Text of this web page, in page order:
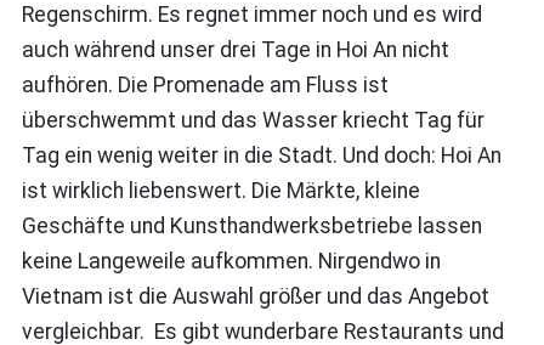
Regenschirm. Es regnet immer noch und es wird
auch während unser drei Tage in Hoi An nicht
aufhören. Die Promenade am Fluss ist
überschwemmt und das Wasser kriecht Tag für
Tag ein wenig weiter in die Stadt. Und doch: Hoi An
ist wirklich liebenswert. Die Märkte, kleine
Geschäfte und Kunsthandwerksbetriebe lassen
keine Langeweile aufkommen. Nirgendwo in
Vietnam ist die Auswahl größer und das Angebot
vergleichbar. Es gibt wunderbare Restaurants und